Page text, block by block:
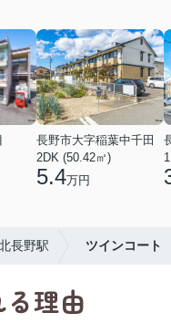
長野市大字稲葉中千田
2DK (50.42㎡)
5.4万円
長野駅 ツインコート
理由